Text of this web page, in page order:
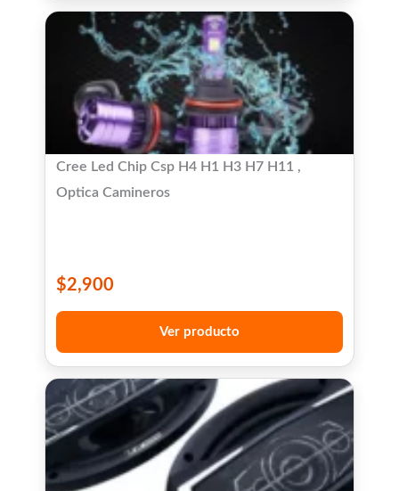
Cree Led Chip Csp H4 H1 H3 H7 H11 ,
Optica Camineros
$2,900
Ver producto